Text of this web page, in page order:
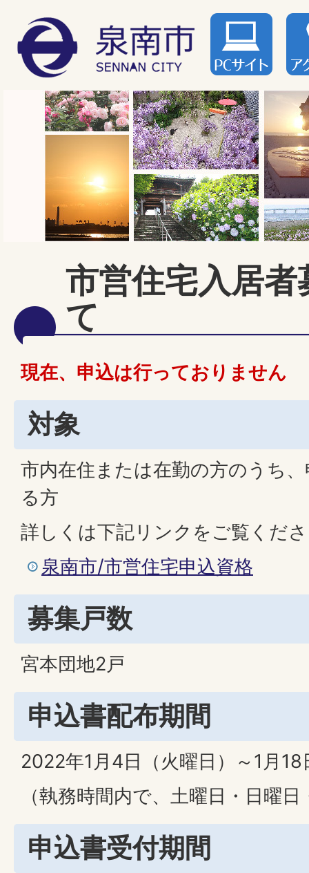
市営住宅入居
て
現在、申込は行っておりません
対象
市内在住または在勤の方のうち
る方
詳しくは下記リンクをご覧くだ
泉南市/市営住宅申込資格
募集戸数
宮本団地2戸
申込書配布期間
2022年1月4日（火曜日）～1月18
（執務時間内で、土曜日・日曜
申込書受付期間